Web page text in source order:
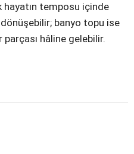
hayatın temposu içinde
banyo topu ise
hâline gelebilir.